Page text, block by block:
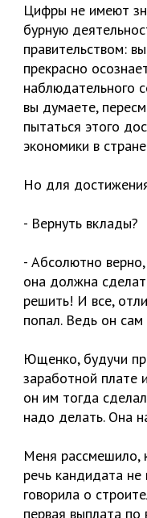
Цифры не имеют
бурную
правительством:
прекрасно
наблюдательного
вы думаете,
пытаться этого
экономики в
Но для
- Вернуть вклады?
- Абсолютно
она должна
решить! И все,
попал. Ведь он
Ющенко, будучи
заработной плате
он им тогда
надо делать. Она
Меня рассмешило,
речь кандидата
говорила о
первая выплата